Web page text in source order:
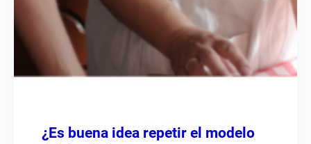
¿Es buena idea repetir el modelo